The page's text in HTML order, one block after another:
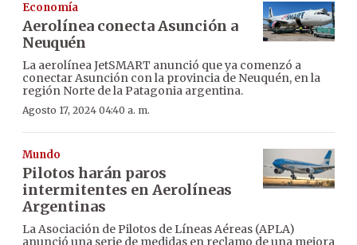
Economía
Aerolínea conecta Asunción a
Neuquén
La aerolínea JetSMART anunció que ya comenzó a
conectar Asunción con la provincia de Neuquén, en la
región Norte de la Patagonia argentina.
Agosto 17, 2024 04:40 a. m.
Mundo
Pilotos harán paros
intermitentes en Aerolíneas
Argentinas
La Asociación de Pilotos de Líneas Aéreas (APLA)
anunció una serie de medidas en reclamo de una mejora